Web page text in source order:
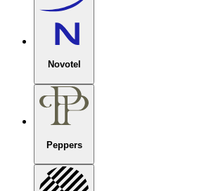
Novotel
Peppers